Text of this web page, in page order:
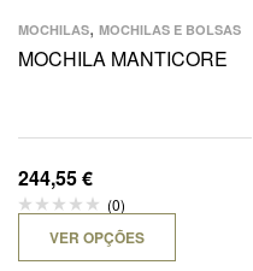
MOCHILAS, MOCHILAS E BOLSAS
MOCHILA MANTICORE
244,55€
(0)
VER OPÇÕES